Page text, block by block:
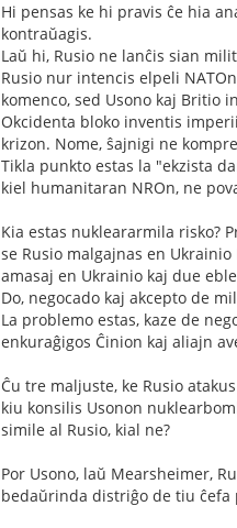
Hi pensas ke hi pravis ĉe hia
kontraŭagis.
Laŭ hi, Rusio ne lanĉis sian
Rusio nur intencis elpeli
komenco, sed Usono kaj Britio
Okcidenta bloko inventis
krizon. Nome, ŝajnigi ne
Tikla punkto estas la "ekzista
kiel humanitaran NROn, ne
Kia estas nukleararmila risko?
se Rusio malgajnas en
amasaj en Ukrainio kaj due
Do, negocado kaj akcepto de
La problemo estas, kaze de
enkuraĝigos Ĉinion kaj aliajn
Ĉu tre maljuste, ke Rusio
kiu konsilis Usonon
simile al Rusio, kial ne?
Por Usono, laŭ Mearsheimer,
bedaŭrinda distriĝo de tiu